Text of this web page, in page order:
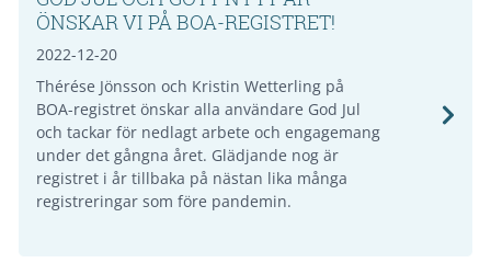
ÖNSKAR VI PÅ BOA-REGISTRET!
2022-12-20
Thérése Jönsson och Kristin Wetterling på
BOA-registret önskar alla användare God Jul
och tackar för nedlagt arbete och engagemang
under det gångna året. Glädjande nog är
registret i år tillbaka på nästan lika många
registreringar som före pandemin.